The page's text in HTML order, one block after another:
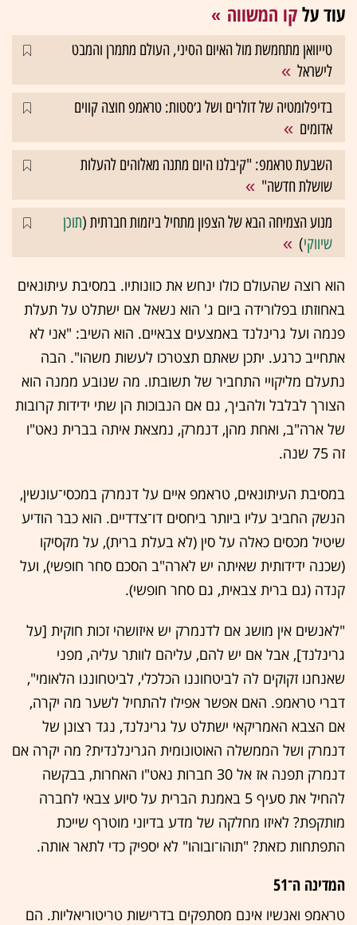
עוד עלקו המשווה
טייוואן מתחמשת מול האיום הסיני, העולם מתמרן והמבט
לישראל
בדיפלומטיה של דולרים ושל ג׳סטות: טראמפ חוצה קווים
אדומים
השבעת טראמפ: "קיבלנו היום מתנה מאלוהים להעלות
שושלת חדשה"
מנוע הצמיחה הבא של הצפון מתחיל ביזמות חברתית (תוכן
שיווקי)
הוא רוצה שהעולם כולו ינחש את כוונותיו. במסיבת עיתונאים
באחוזתו בפלורידה ביום ג' הוא נשאל אם ישתלט על תעלת
פנמה ועל גרינלנד באמצעים צבאיים. הוא השיב: "אני לא
אתחייב כרגע. יתכן שאתם תצטרכו לעשות משהו". הבה
נתעלם מליקויי התחביר של תשובתו. מה שנובע ממנה הוא
הצורך לבלבל ולהביך, גם אם הנבוכות הן שתי ידידות קרובות
של ארה"ב, ואחת מהן, דנמרק, נמצאת איתה בברית נאט"ו
זה 75 שנה.
במסיבת העיתונאים, טראמפ איים על דנמרק במכסי־עונשין,
הנשק החביב עליו ביותר ביחסים דו־צדדיים. הוא כבר הודיע
שיטיל מכסים כאלה על סין (לא בעלת ברית), על מקסיקו
(שכנה ידידותית שאיתה יש לארה"ב הסכם סחר חופשי), ועל
קנדה (גם ברית צבאית, גם סחר חופשי).
"לאנשים אין מושג אם לדנמרק יש איזושהי זכות חוקית [על
גרינלנד], אבל אם יש להם, עליהם לוותר עליה, מפני
שאנחנו זקוקים לה לביטחוננו הכלכלי, לביטחוננו הלאומי",
דברי טראמפ. האם אפשר אפילו להתחיל לשער מה יקרה,
אם הצבא האמריקאי ישתלט על גרינלנד, נגד רצונן של
דנמרק ושל הממשלה האוטונומית הגרינלנדית? מה יקרה אם
דנמרק תפנה אז אל 30 חברות נאט"ו האחרות, בבקשה
להחיל את סעיף 5 באמנת הברית על סיוע צבאי לחברה
מותקפת? לאיזו מחלקה של מדע בדיוני מוטרף שייכת
התפתחות כזאת? "תוהו־ובוהו" לא יספיק כדי לתאר אותה.
המדינה ה־51
טראמפ ואנשיו אינם מסתפקים בדרישות טריטוריאליות. הם